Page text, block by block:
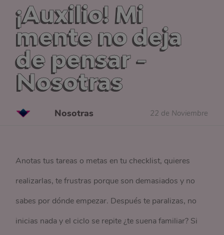
¡Auxilio! Mi
mente no deja
de pensar -
Nosotras
Nosotras 22 de Noviembre
Anotas tus tareas o metas en tu checklist, quieres
realizarlas, te frustras porque son demasiados y no
sabes por dónde empezar. Después te paralizas, no
inicias nada y el ciclo se repite ¿te suena familiar? Si